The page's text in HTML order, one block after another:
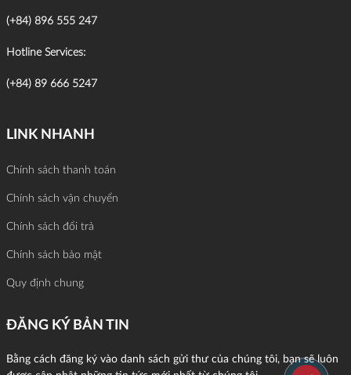
(+84) 896 555 247
Hotline Services:
(+84) 89 666 5247
LINK NHANH
Chính sách thanh toán
Chính sách vận chuyển
Chính sách đổi trả
Chính sách bảo mật
Quy định chung
ĐĂNG KÝ BẢN TIN
Bằng cách đăng ký vào danh sách gửi thư của chúng tôi, bạn sẽ luôn